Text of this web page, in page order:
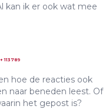
kan ik er ook wat mee
+113789
hoe de reacties ook
naar beneden leest. Of
het gepost is?